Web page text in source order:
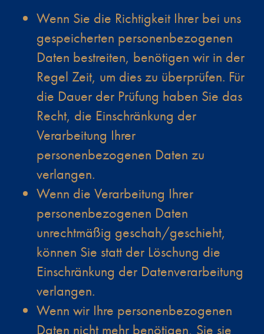
Wenn Sie die Richtigkeit Ihrer bei uns
gespeicherten personenbezogenen
Daten bestreiten, benötigen wir in der
Regel Zeit, um dies zu überprüfen. Für
die Dauer der Prüfung haben Sie das
Recht, die Einschränkung der
Verarbeitung Ihrer
personenbezogenen Daten zu
verlangen.
Wenn die Verarbeitung Ihrer
personenbezogenen Daten
unrechtmäßig geschah/geschieht,
können Sie statt der Löschung die
Einschränkung der Datenverarbeitung
verlangen.
Wenn wir Ihre personenbezogenen
Daten nicht mehr benötigen, Sie sie